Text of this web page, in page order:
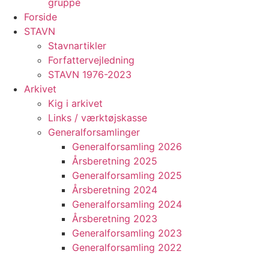
gruppe
Forside
STAVN
Stavnartikler
Forfattervejledning
STAVN 1976-2023
Arkivet
Kig i arkivet
Links / værktøjskasse
Generalforsamlinger
Generalforsamling 2026
Årsberetning 2025
Generalforsamling 2025
Årsberetning 2024
Generalforsamling 2024
Årsberetning 2023
Generalforsamling 2023
Generalforsamling 2022